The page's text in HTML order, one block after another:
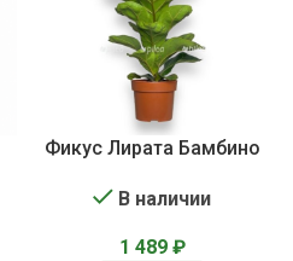
Фикус Лирата Бамбино
В наличии
1 489 ₽